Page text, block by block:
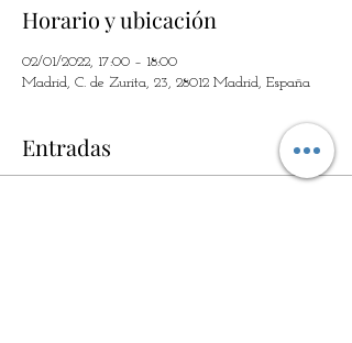
Horario y ubicación
02/01/2022, 17:00 – 18:00
Madrid, C. de Zurita, 23, 28012 Madrid, España
Entradas